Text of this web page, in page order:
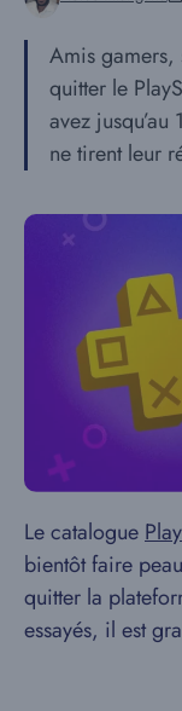
Amis gamers,
quitter le
avez
ne tirent leur
Le catalogue
bientôt faire
quitter la
essayés, il est